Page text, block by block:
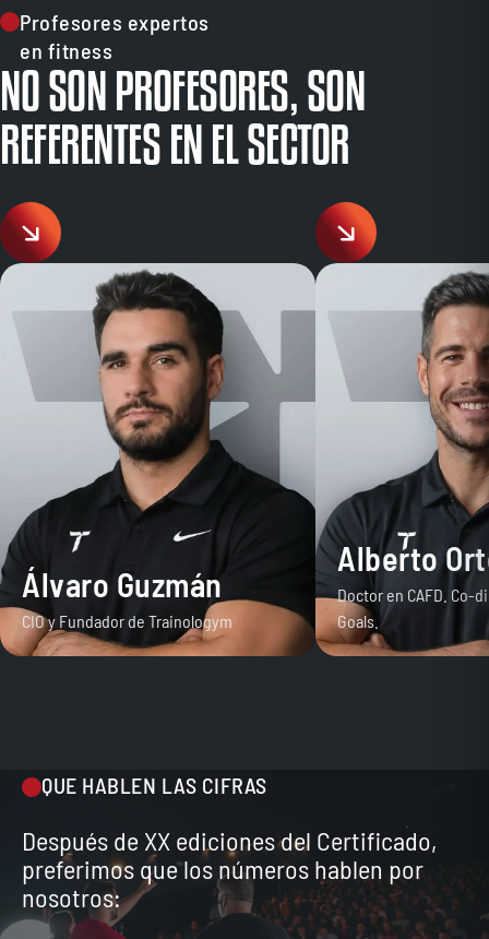
Profesores expertos
en fitness
NO SON PROFESORES, SON
REFERENTES EN EL SECTOR
Álvaro Guzmán
CIO y Fundador de Trainologym
Alberto
Doctor en CAFD. Co-
Goals.
QUE HABLEN LAS CIFRAS
Después de XX ediciones del Certificado,
preferimos que los números hablen por
nosotros: